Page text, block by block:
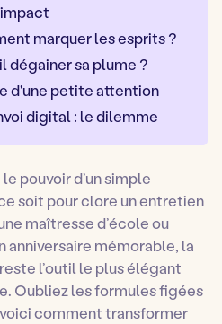
marquer les esprits ?
dégainer sa plume ?
d'une petite attention
digital : le dilemme
pouvoir d’un simple
soit pour clore un entretien
maîtresse d’école ou
anniversaire mémorable, la
l’outil le plus élégant
Oubliez les formules figées
comment transformer